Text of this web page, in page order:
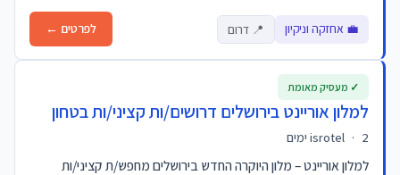
💼 אחזקה וניקיון 📍 דרום לפרטים ←
למלון אוריינט בירושלים דרושים/ות קציני/ות בטחון
isrotel · 2 ימים
למלון אוריינט – מלון היוקרה החדש בירושלים מחפש/ת קציני/ות
✓ מעסיק מאומת